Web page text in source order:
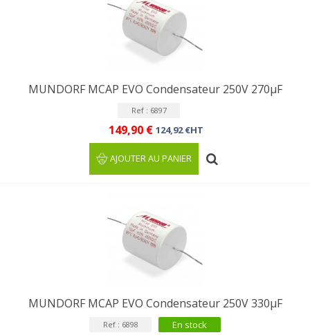
MUNDORF MCAP EVO Condensateur 250V 270µF
Ref : 6897
149,90 € 124,92 €HT
AJOUTER AU PANIER
MUNDORF MCAP EVO Condensateur 250V 330µF
Ref : 6898 En stock